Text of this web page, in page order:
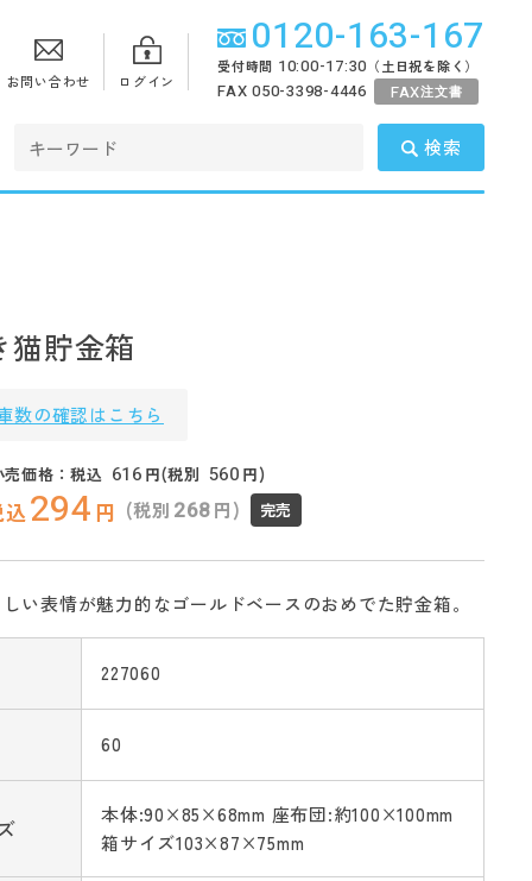
お問い合わせ ログイン
0120-163-167
受付時間 10:00-17:30 （土日祝を除く）
FAX 050-3398-4446 FAX注文書
検索
猫貯金箱
数の確認はこちら
価格：税込 616 円(税別 560 円)
込294 円 (税別 268円) 完売
い表情が魅力的なゴールドベースのおめでた貯金箱。
227060
60
本体:90×85×68mm 座布団:約100×100mm
箱サイズ103×87×75mm